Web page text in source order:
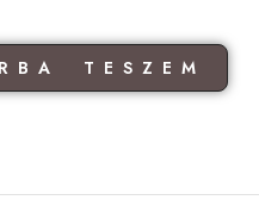
TESZEM